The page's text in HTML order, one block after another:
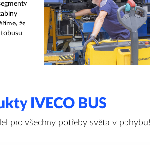
že
IVECO BUS
pro všechny potřeby světa v pohybu!